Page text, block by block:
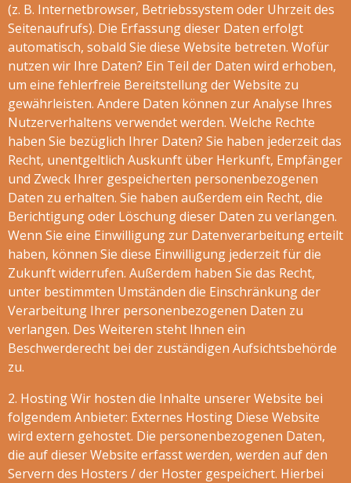
(z. B. Internetbrowser, Betriebssystem oder Uhrzeit des
Seitenaufrufs). Die Erfassung dieser Daten erfolgt
automatisch, sobald Sie diese Website betreten. Wofür
nutzen wir Ihre Daten? Ein Teil der Daten wird erhoben,
um eine fehlerfreie Bereitstellung der Website zu
gewährleisten. Andere Daten können zur Analyse Ihres
Nutzerverhaltens verwendet werden. Welche Rechte
haben Sie bezüglich Ihrer Daten? Sie haben jederzeit das
Recht, unentgeltlich Auskunft über Herkunft, Empfänger
und Zweck Ihrer gespeicherten personenbezogenen
Daten zu erhalten. Sie haben außerdem ein Recht, die
Berichtigung oder Löschung dieser Daten zu verlangen.
Wenn Sie eine Einwilligung zur Datenverarbeitung erteilt
haben, können Sie diese Einwilligung jederzeit für die
Zukunft widerrufen. Außerdem haben Sie das Recht,
unter bestimmten Umständen die Einschränkung der
Verarbeitung Ihrer personenbezogenen Daten zu
verlangen. Des Weiteren steht Ihnen ein
Beschwerderecht bei der zuständigen Aufsichtsbehörde
zu.
2. Hosting Wir hosten die Inhalte unserer Website bei
folgendem Anbieter: Externes Hosting Diese Website
wird extern gehostet. Die personenbezogenen Daten,
die auf dieser Website erfasst werden, werden auf den
Servern des Hosters / der Hoster gespeichert. Hierbei